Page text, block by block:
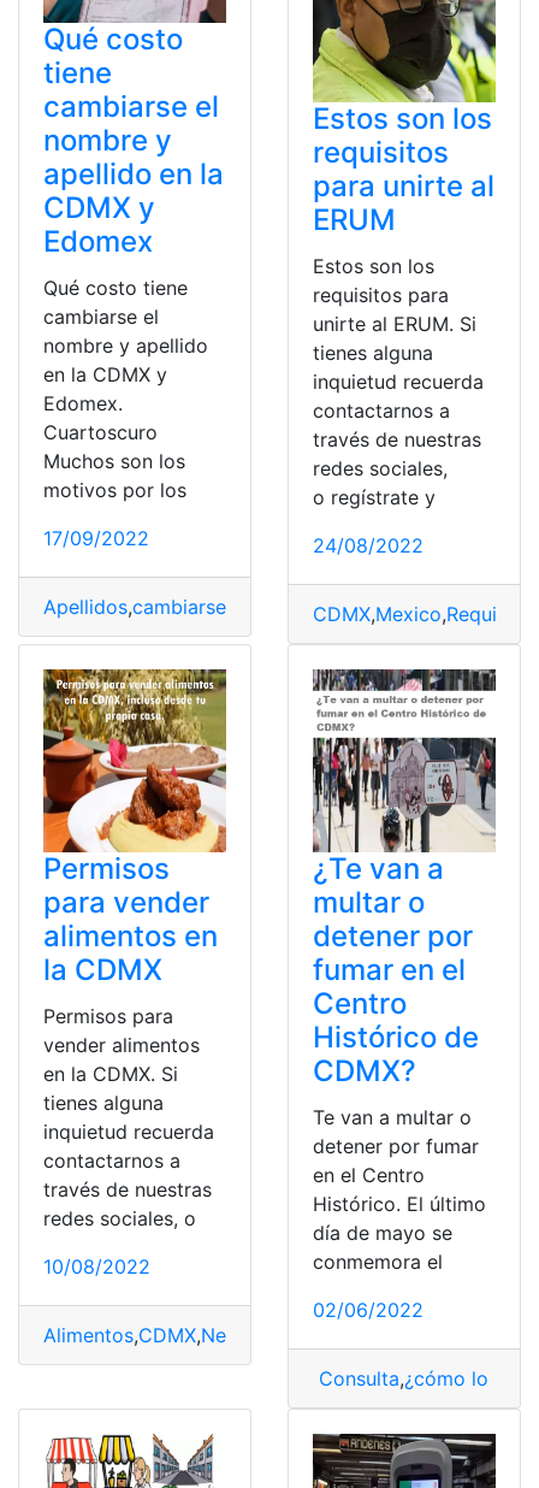
Qué costo
tiene
cambiarse el
nombre y
apellido en la
CDMX y
Edomex
Qué costo tiene
cambiarse el
nombre y apellido
en la CDMX y
Edomex.
Cuartoscuro
Muchos son los
motivos por los
17/09/2022
Apellidos,cambiarse Costo ,Nombre
Estos son los
requisitos
para unirte al
ERUM
Estos son los
requisitos para
unirte al ERUM. Si
tienes alguna
inquietud recuerda
contactarnos a
través de nuestras
redes sociales,
o regístrate y
24/08/2022
CDMX,Mexico,Requisitos
Permisos
para vender
alimentos en
la CDMX
Permisos para
vender alimentos
en la CDMX. Si
tienes alguna
inquietud recuerda
contactarnos a
través de nuestras
redes sociales, o
10/08/2022
Alimentos,CDMX,Negocios
¿Te van a
multar o
detener por
fumar en el
Centro
Histórico de
CDMX?
Te van a multar o
detener por fumar
en el Centro
Histórico. El último
día de mayo se
conmemora el
02/06/2022
Consulta,¿cómo lo